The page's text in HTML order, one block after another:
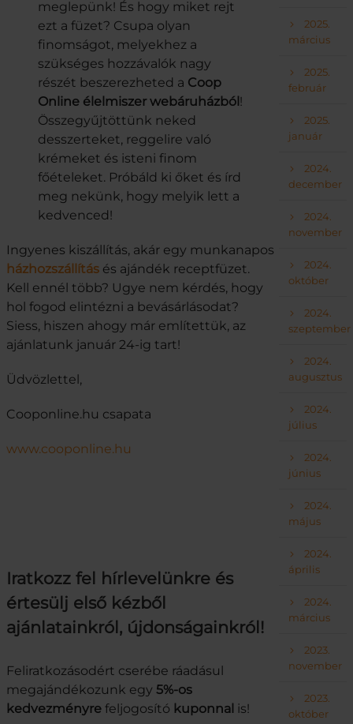
meglepünk! És hogy miket rejt
ezt a füzet? Csupa olyan
finomságot, melyekhez a
szükséges hozzávalók nagy
részét beszerezheted a Coop
Online élelmiszer webáruházból!
Összegyűjtöttünk neked
desszerteket, reggelire való
krémeket és isteni finom
főételeket. Próbáld ki őket és írd
meg nekünk, hogy melyik lett a
kedvenced!
Ingyenes kiszállítás, akár egy munkanapos
házhozszállítás és ajándék receptfüzet.
Kell ennél több? Ugye nem kérdés, hogy
hol fogod elintézni a bevásárlásodat?
Siess, hiszen ahogy már említettük, az
ajánlatunk január 24-ig tart!
Üdvözlettel,
Cooponline.hu csapata
www.cooponline.hu
Iratkozz fel hírlevelünkre és
értesülj első kézből
ajánlatainkról, újdonságainkról!
Feliratkozásodért cserébe ráadásul
megajándékozunk egy 5%-os
kedvezményre feljogosító kuponnal is!
2025.
március
2025.
február
2025.
január
2024.
december
2024.
november
2024.
október
2024.
szeptember
2024.
augusztus
2024.
július
2024.
június
2024.
május
2024.
április
2024.
március
2023.
november
2023.
október